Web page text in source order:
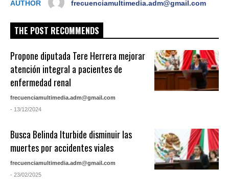
AUTHOR frecuenciamultimedia.adm@gmail.com
THE POST RECOMMENDS
Propone diputada Tere Herrera mejorar
atención integral a pacientes de
enfermedad renal
frecuenciamultimedia.adm@gmail.com
- 13/12/2024
Busca Belinda Iturbide disminuir las
muertes por accidentes viales
frecuenciamultimedia.adm@gmail.com
- 23/02/2025